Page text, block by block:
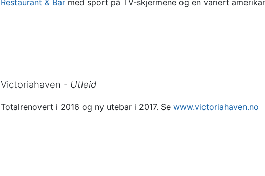
Restaurant & Bar med sport på TV-skjermene og en variert
Victoriahaven - Utleid
Totalrenovert i 2016 og ny utebar i 2017. Se www.victoriahaven.no